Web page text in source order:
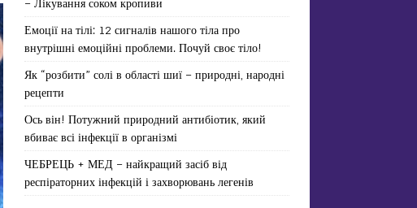
Емоції на тілі: 12 сигналів нашого тіла про
внутрішні емоційні проблеми. Почуй своє тіло!
Як “розбити” солі в області шиї – природні, народні
рецепти
Ось він! Потужний природний антибіотик, який
вбиває всі інфекції в організмі
ЧЕБРЕЦЬ + МЕД – найкращий засіб від
респіраторних інфекцій і захворювань легенів